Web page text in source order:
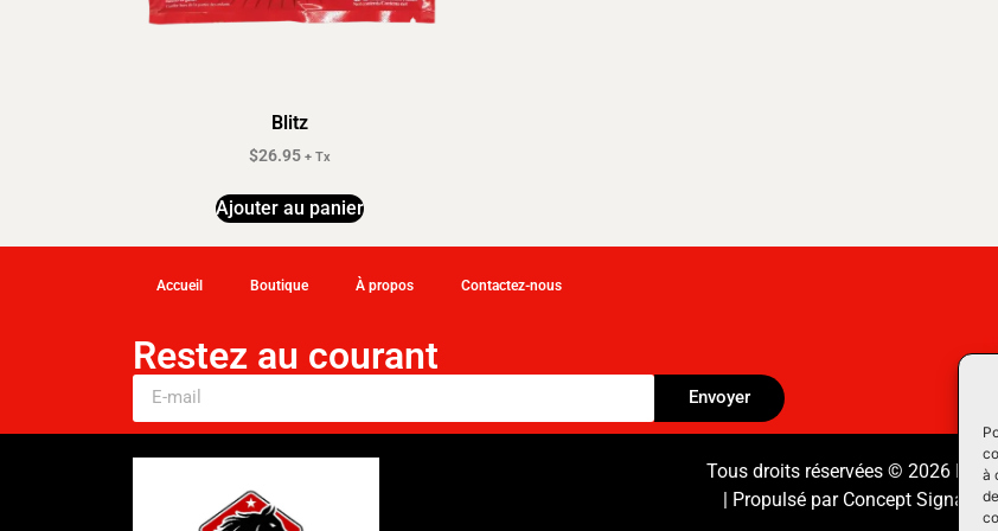
à
Blitz
$26.95 + Tx
Ajouter au panier
Accueil Boutique À propos Contactez-nous
Restez au courant
Envoyer
Tous droits réservées © 2026
| Propulsé par Concept Signature